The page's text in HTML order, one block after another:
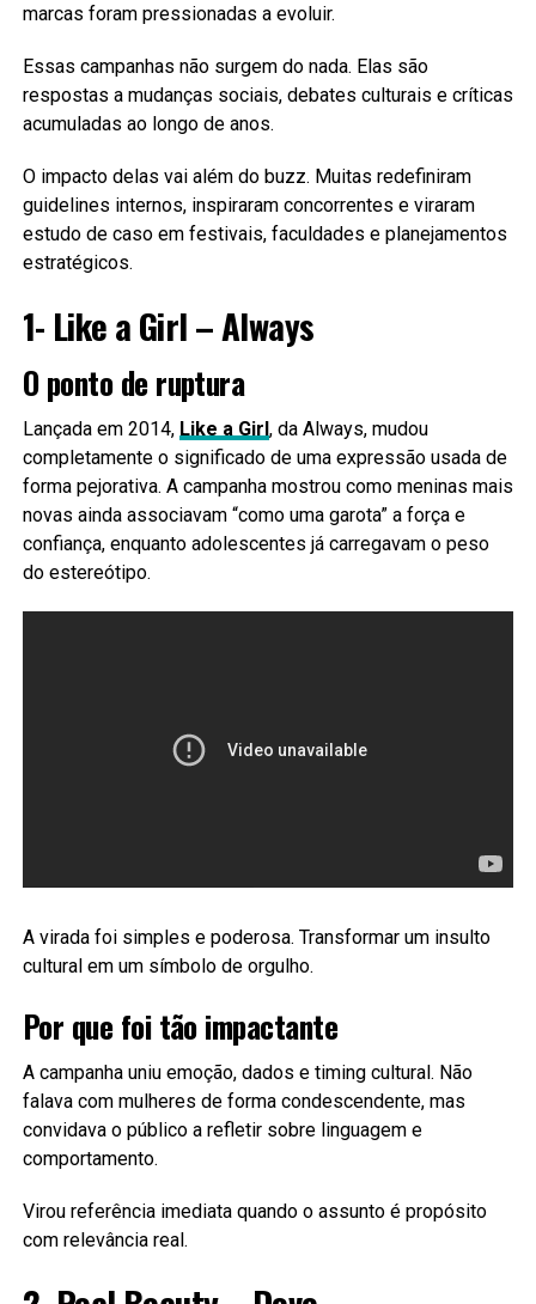
marcas foram pressionadas a evoluir.
Essas campanhas não surgem do nada. Elas são
respostas a mudanças sociais, debates culturais e críticas
acumuladas ao longo de anos.
O impacto delas vai além do buzz. Muitas redefiniram
guidelines internos, inspiraram concorrentes e viraram
estudo de caso em festivais, faculdades e planejamentos
estratégicos.
1- Like a Girl – Always
O ponto de ruptura
Lançada em 2014, Like a Girl, da Always, mudou
completamente o significado de uma expressão usada de
forma pejorativa. A campanha mostrou como meninas mais
novas ainda associavam “como uma garota” a força e
confiança, enquanto adolescentes já carregavam o peso
do estereótipo.
A virada foi simples e poderosa. Transformar um insulto
cultural em um símbolo de orgulho.
Por que foi tão impactante
A campanha uniu emoção, dados e timing cultural. Não
falava com mulheres de forma condescendente, mas
convidava o público a refletir sobre linguagem e
comportamento.
Virou referência imediata quando o assunto é propósito
com relevância real.